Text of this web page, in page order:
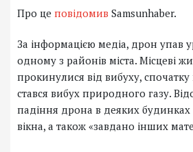
Про це повідомив Samsunhaber.
За інформацією медіа, дрон упав
одному з районів міста. Місцеві
прокинулися від вибуху,
стався вибух природного газу.
падіння дрона в деяких
вікна, а також «завдано інших